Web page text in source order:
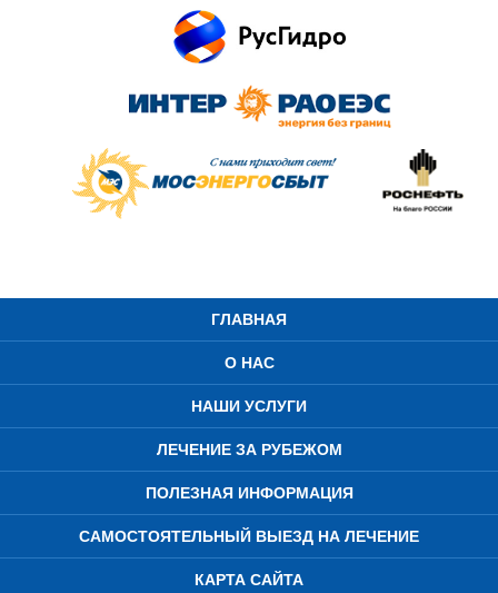
ГЛАВНАЯ
О НАС
НАШИ УСЛУГИ
ЛЕЧЕНИЕ ЗА РУБЕЖОМ
ПОЛЕЗНАЯ ИНФОРМАЦИЯ
САМОСТОЯТЕЛЬНЫЙ ВЫЕЗД НА ЛЕЧЕНИЕ
КАРТА САЙТА